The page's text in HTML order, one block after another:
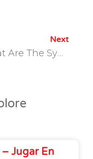
Next
What Are The Symptoms Of Alcohol Use Disorder AUD? NIAAA
Jugar En